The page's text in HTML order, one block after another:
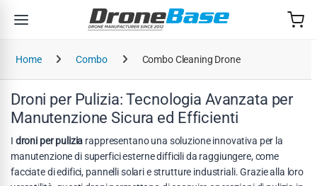
Home Combo Combo Cleaning Drone
Droni per Pulizia: Tecnologia Avanzata per
Manutenzione Sicura ed Efficienti
I droni per pulizia rappresentano una soluzione innovativa per la
manutenzione di superfici esterne difficili da raggiungere, come
facciate di edifici, pannelli solari e strutture industriali. Grazie alla loro